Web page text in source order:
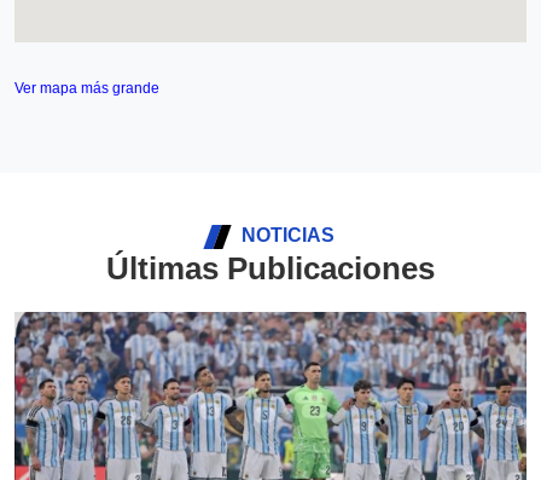
Ver mapa más grande
NOTICIAS
Últimas Publicaciones